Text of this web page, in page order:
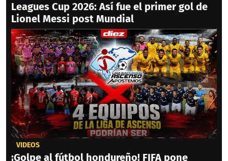
Leagues Cup 2026: Así fue el primer gol de
Lionel Messi post Mundial
VIDEOS
¡Golpe al fútbol hondureño! FIFA pone